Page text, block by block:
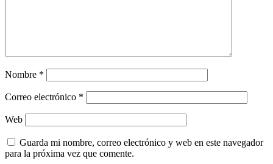
Nombre *
Correo electrónico *
Web
Guarda mi nombre, correo electrónico y web en este navegador
para la próxima vez que comente.